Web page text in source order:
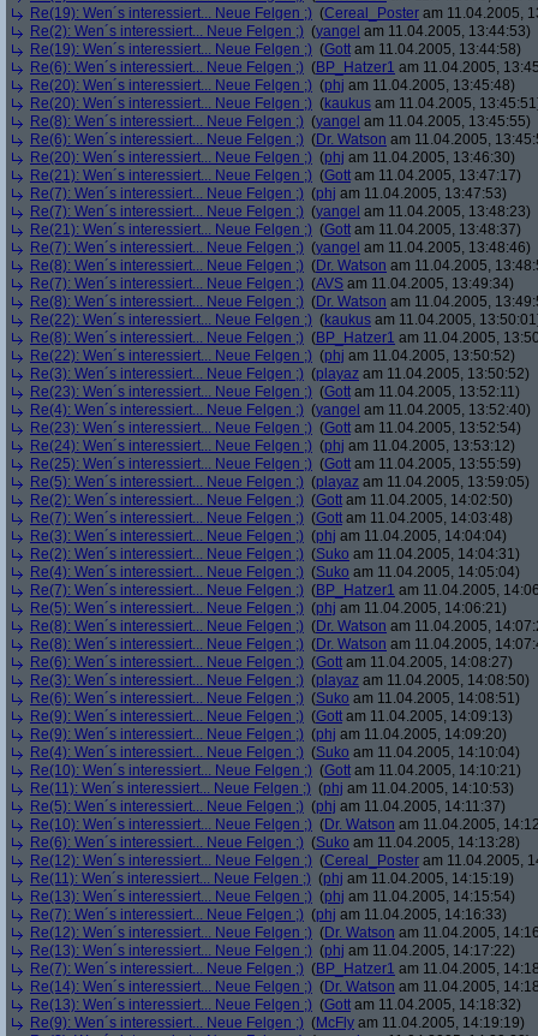
Re(19): Wen´s interessiert... Neue Felgen ;) (Cereal_Poster am 11.04.2005,
Re(2): Wen´s interessiert... Neue Felgen ;) (yangel am 11.04.2005, 13:44:53)
Re(19): Wen´s interessiert... Neue Felgen ;) (Gott am 11.04.2005, 13:44:58)
Re(6): Wen´s interessiert... Neue Felgen ;) (BP_Hatzer1 am 11.04.2005,
Re(20): Wen´s interessiert... Neue Felgen ;) (phj am 11.04.2005, 13:45:48)
Re(20): Wen´s interessiert... Neue Felgen ;) (kaukus am 11.04.2005,
Re(8): Wen´s interessiert... Neue Felgen ;) (yangel am 11.04.2005, 13:45:55)
Re(6): Wen´s interessiert... Neue Felgen ;) (Dr. Watson am 11.04.2005,
Re(20): Wen´s interessiert... Neue Felgen ;) (phj am 11.04.2005, 13:46:30)
Re(21): Wen´s interessiert... Neue Felgen ;) (Gott am 11.04.2005, 13:47:17)
Re(7): Wen´s interessiert... Neue Felgen ;) (phj am 11.04.2005, 13:47:53)
Re(7): Wen´s interessiert... Neue Felgen ;) (yangel am 11.04.2005, 13:48:23)
Re(21): Wen´s interessiert... Neue Felgen ;) (Gott am 11.04.2005, 13:48:37)
Re(7): Wen´s interessiert... Neue Felgen ;) (yangel am 11.04.2005, 13:48:46)
Re(8): Wen´s interessiert... Neue Felgen ;) (Dr. Watson am 11.04.2005,
Re(7): Wen´s interessiert... Neue Felgen ;) (AVS am 11.04.2005, 13:49:34)
Re(8): Wen´s interessiert... Neue Felgen ;) (Dr. Watson am 11.04.2005,
Re(22): Wen´s interessiert... Neue Felgen ;) (kaukus am 11.04.2005,
Re(8): Wen´s interessiert... Neue Felgen ;) (BP_Hatzer1 am 11.04.2005,
Re(22): Wen´s interessiert... Neue Felgen ;) (phj am 11.04.2005, 13:50:52)
Re(3): Wen´s interessiert... Neue Felgen ;) (playaz am 11.04.2005, 13:50:52)
Re(23): Wen´s interessiert... Neue Felgen ;) (Gott am 11.04.2005, 13:52:11)
Re(4): Wen´s interessiert... Neue Felgen ;) (yangel am 11.04.2005, 13:52:40)
Re(23): Wen´s interessiert... Neue Felgen ;) (Gott am 11.04.2005, 13:52:54)
Re(24): Wen´s interessiert... Neue Felgen ;) (phj am 11.04.2005, 13:53:12)
Re(25): Wen´s interessiert... Neue Felgen ;) (Gott am 11.04.2005, 13:55:59)
Re(5): Wen´s interessiert... Neue Felgen ;) (playaz am 11.04.2005, 13:59:05)
Re(2): Wen´s interessiert... Neue Felgen ;) (Gott am 11.04.2005, 14:02:50)
Re(7): Wen´s interessiert... Neue Felgen ;) (Gott am 11.04.2005, 14:03:48)
Re(3): Wen´s interessiert... Neue Felgen ;) (phj am 11.04.2005, 14:04:04)
Re(2): Wen´s interessiert... Neue Felgen ;) (Suko am 11.04.2005, 14:04:31)
Re(4): Wen´s interessiert... Neue Felgen ;) (Suko am 11.04.2005, 14:05:04)
Re(7): Wen´s interessiert... Neue Felgen ;) (BP_Hatzer1 am 11.04.2005,
Re(5): Wen´s interessiert... Neue Felgen ;) (phj am 11.04.2005, 14:06:21)
Re(8): Wen´s interessiert... Neue Felgen ;) (Dr. Watson am 11.04.2005,
Re(8): Wen´s interessiert... Neue Felgen ;) (Dr. Watson am 11.04.2005,
Re(6): Wen´s interessiert... Neue Felgen ;) (Gott am 11.04.2005, 14:08:27)
Re(3): Wen´s interessiert... Neue Felgen ;) (playaz am 11.04.2005, 14:08:50)
Re(6): Wen´s interessiert... Neue Felgen ;) (Suko am 11.04.2005, 14:08:51)
Re(9): Wen´s interessiert... Neue Felgen ;) (Gott am 11.04.2005, 14:09:13)
Re(9): Wen´s interessiert... Neue Felgen ;) (phj am 11.04.2005, 14:09:20)
Re(4): Wen´s interessiert... Neue Felgen ;) (Suko am 11.04.2005, 14:10:04)
Re(10): Wen´s interessiert... Neue Felgen ;) (Gott am 11.04.2005, 14:10:21)
Re(11): Wen´s interessiert... Neue Felgen ;) (phj am 11.04.2005, 14:10:53)
Re(5): Wen´s interessiert... Neue Felgen ;) (phj am 11.04.2005, 14:11:37)
Re(10): Wen´s interessiert... Neue Felgen ;) (Dr. Watson am 11.04.2005,
Re(6): Wen´s interessiert... Neue Felgen ;) (Suko am 11.04.2005, 14:13:28)
Re(12): Wen´s interessiert... Neue Felgen ;) (Cereal_Poster am 11.04.2005,
Re(11): Wen´s interessiert... Neue Felgen ;) (phj am 11.04.2005, 14:15:19)
Re(13): Wen´s interessiert... Neue Felgen ;) (phj am 11.04.2005, 14:15:54)
Re(7): Wen´s interessiert... Neue Felgen ;) (phj am 11.04.2005, 14:16:33)
Re(12): Wen´s interessiert... Neue Felgen ;) (Dr. Watson am 11.04.2005,
Re(13): Wen´s interessiert... Neue Felgen ;) (phj am 11.04.2005, 14:17:22)
Re(7): Wen´s interessiert... Neue Felgen ;) (BP_Hatzer1 am 11.04.2005,
Re(14): Wen´s interessiert... Neue Felgen ;) (Dr. Watson am 11.04.2005,
Re(13): Wen´s interessiert... Neue Felgen ;) (Gott am 11.04.2005, 14:18:32)
Re(9): Wen´s interessiert... Neue Felgen ;) (McFly am 11.04.2005, 14:19:19)